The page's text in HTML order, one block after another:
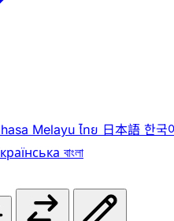
Melayu ไทย 日本語 한국
বাংলা